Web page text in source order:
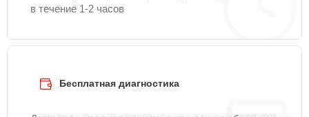
в течение 1-2 часов
Бесплатная диагностика